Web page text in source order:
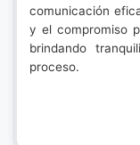
comunicación
y el compromiso
brindando
proceso.